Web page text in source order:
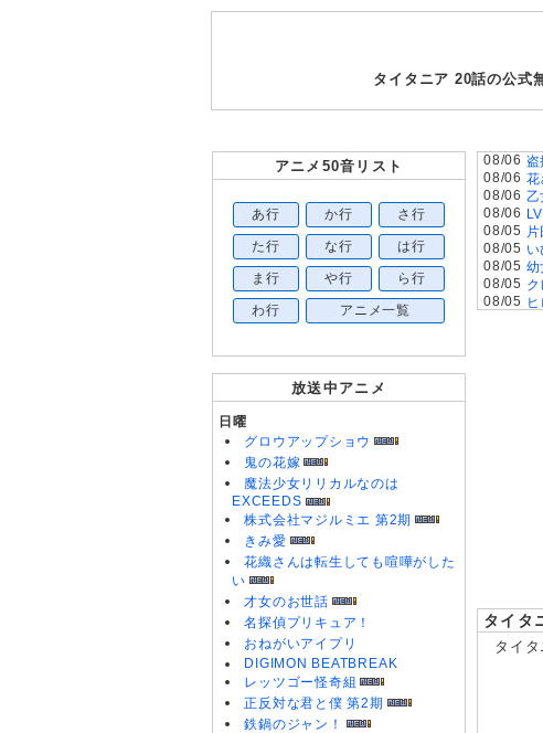
タイタニア 20話の公式
アニメ50音リスト
あ行 か行 さ行
た行 な行 は行
ま行 や行 ら行
わ行 アニメ一覧
放送中アニメ
日曜
グロウアップショウ
鬼の花嫁
魔法少女リリカルなのは
EXCEEDS
株式会社マジルミエ 第2期
きみ愛
花織さんは転生しても喧嘩がした
い
才女のお世話
名探偵プリキュア！
おねがいアイプリ
DIGIMON BEATBREAK
レッツゴー怪奇組
正反対な君と僕 第2期
鉄鍋のジャン！
08/06 盗
08/06 花
08/06 乙
08/06
08/05
08/05
08/05
08/05
08/05
タイタ
タイタ